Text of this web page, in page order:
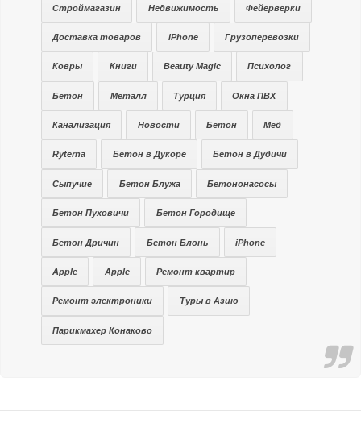
Строймагазин Недвижимость Фейерверки
Доставка товаров iPhone Грузоперевозки
Ковры Книги Beauty Magic Психолог
Бетон Металл Турция Окна ПВХ
Канализация Новости Бетон Мёд
Ryterna Бетон в Дукоре Бетон в Дудичи
Сыпучие Бетон Блужа Бетононасосы
Бетон Пуховичи Бетон Городище
Бетон Дричин Бетон Блонь iPhone
Apple Apple Ремонт квартир
Ремонт электроники Туры в Азию
Парикмахер Конаково